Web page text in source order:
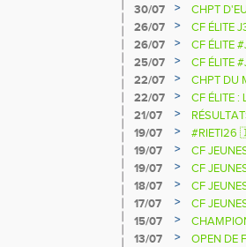
30/07
>
CHPT
26/07
>
CF ÉLITE
26/07
>
CF ÉLITE
25/07
>
CF ÉLITE
22/07 >
CHPT DU
22/07
>
CF ÉLITE :
21/07
>
2025
19/07 >
#RIETI26
19/07 >
CF
19/07
>
CF
18/07
>
CF
17/07
>
CF
15/07
>
13/07
>
OPEN DE